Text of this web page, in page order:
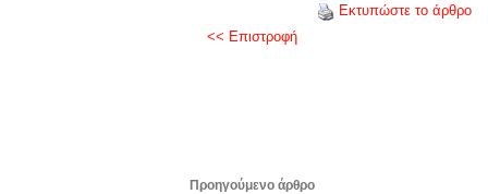
Εκτυπώστε το άρθρο
<< Επιστροφή
Προηγούμενο άρθρο